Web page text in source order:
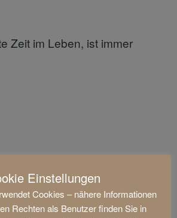
Einstellungen
Cookies – nähere Informationen
Rechten als Benutzer finden Sie in